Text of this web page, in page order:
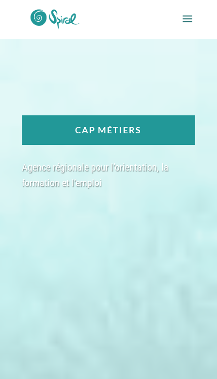
CAP MÉTIERS
Agence régionale pour l’orientation, la
formation et l’emploi